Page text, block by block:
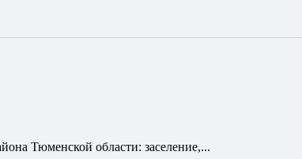
Тюменской области: заселение,...